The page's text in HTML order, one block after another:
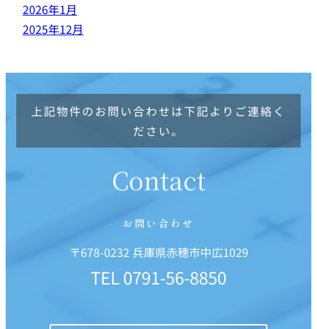
2026年1月
2025年12月
上記物件のお問い合わせは下記よりご連絡く
ださい。
Contact
お問い合わせ
〒678-0232 兵庫県赤穂市中広1029
TEL0791-56-8850